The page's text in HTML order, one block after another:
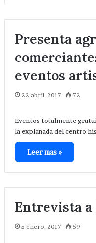
Presenta
eventos
22 abril, 2017 72
Eventos totalmente
la explanada del centro
Leer mas »
Entrevista a
5 enero, 2017 59